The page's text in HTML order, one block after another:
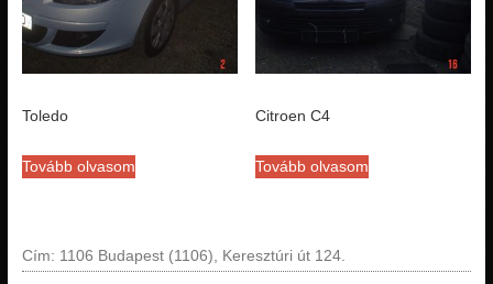
Toledo
Tovább olvasom
Citroen C4
Tovább olvasom
Cím: 1106 Budapest (1106), Keresztúri út 124.